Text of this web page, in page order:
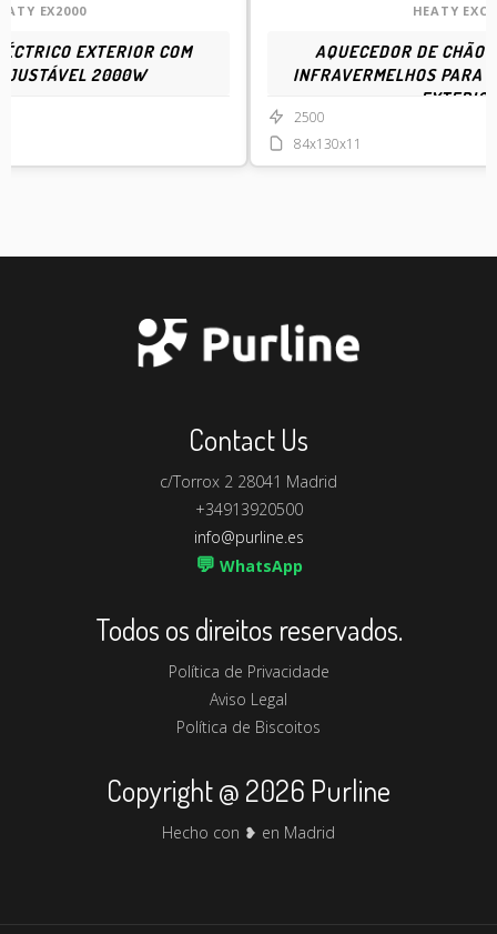
EX2000
EXTERIOR COM
2000W
HEATY EXC
AQUECEDOR DE CHÃO
INFRAVERMELHOS PARA
2500
84x130x11
Contact Us
c/Torrox 2 28041 Madrid
+34913920500
info@purline.es
💬 WhatsApp
Todos os direitos reservados.
Política de Privacidade
Aviso Legal
Política de Biscoitos
Copyright @ 2026 Purline
Hecho con ❥ en Madrid